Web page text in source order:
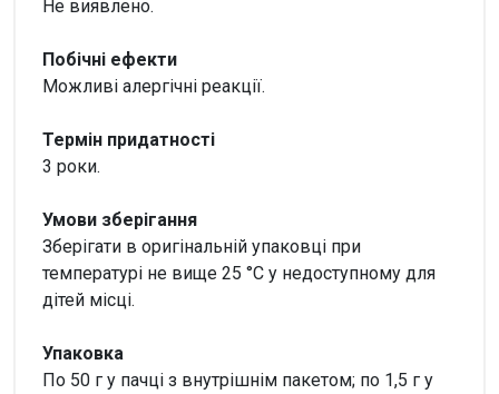
Не виявлено.
Побічні ефекти
Можливі алергічні реакції.
Термін придатності
3 роки.
Умови зберігання
Зберігати в оригінальній упаковці при
температурі не вище 25 °С у недоступному для
дітей місці.
Упаковка
По 50 г у пачці з внутрішнім пакетом; по 1,5 г у